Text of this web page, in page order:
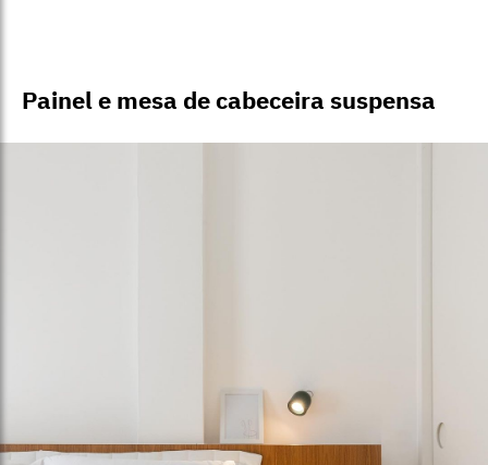
Painel e mesa de cabeceira suspensa